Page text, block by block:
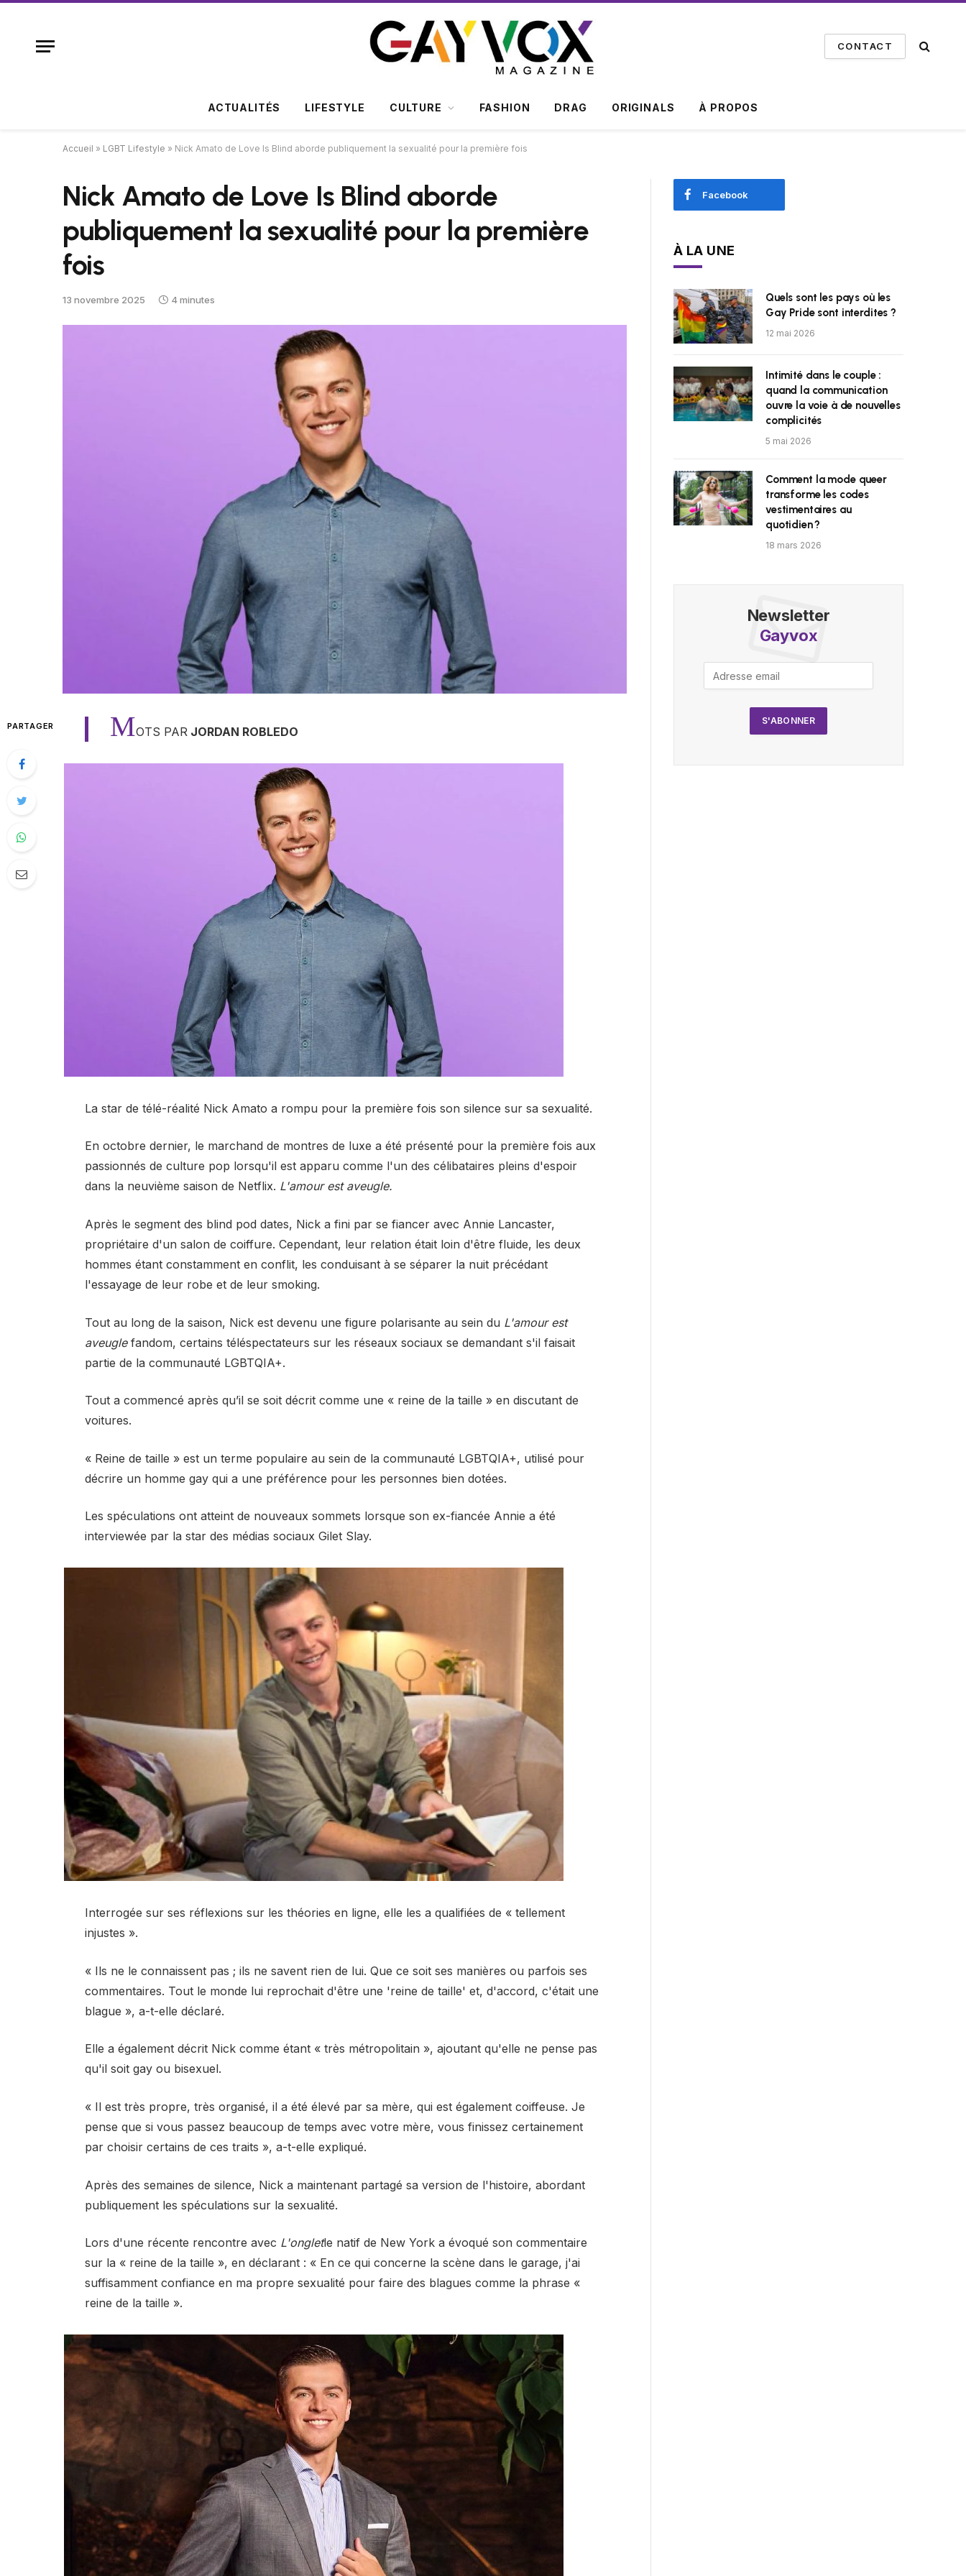
CONTACT
ACTUALITÉS LIFESTYLE CULTURE FASHION DRAG ORIGINALS À PROPOS
Accueil » LGBT Lifestyle » Nick Amato de Love Is Blind aborde publiquement la sexualité pour la première fois
Nick Amato de Love Is Blind aborde
publiquement la sexualité pour la première
fois
13 novembre 2025 4 minutes
PARTAGER MOTS PARJORDAN ROBLEDO
La star de télé-réalité Nick Amato a rompu pour la première fois son silence sur sa sexualité.
En octobre dernier, le marchand de montres de luxe a été présenté pour la première fois aux
passionnés de culture pop lorsqu'il est apparu comme l'un des célibataires pleins d'espoir
dans la neuvième saison de Netflix. L'amour est aveugle.
Après le segment des blind pod dates, Nick a fini par se fiancer avec Annie Lancaster,
propriétaire d'un salon de coiffure. Cependant, leur relation était loin d'être fluide, les deux
hommes étant constamment en conflit, les conduisant à se séparer la nuit précédant
l'essayage de leur robe et de leur smoking.
Tout au long de la saison, Nick est devenu une figure polarisante au sein du L'amour est
aveuglefandom, certains téléspectateurs sur les réseaux sociaux se demandant s'il faisait
partie de la communauté LGBTQIA+.
Tout a commencé après qu’il se soit décrit comme une « reine de la taille » en discutant de
voitures.
« Reine de taille » est un terme populaire au sein de la communauté LGBTQIA+, utilisé pour
décrire un homme gay qui a une préférence pour les personnes bien dotées.
Les spéculations ont atteint de nouveaux sommets lorsque son ex-fiancée Annie a été
interviewée par la star des médias sociaux Gilet Slay.
Interrogée sur ses réflexions sur les théories en ligne, elle les a qualifiées de « tellement
injustes ».
« Ils ne le connaissent pas ; ils ne savent rien de lui. Que ce soit ses manières ou parfois ses
commentaires. Tout le monde lui reprochait d'être une 'reine de taille' et, d'accord, c'était une
blague », a-t-elle déclaré.
Elle a également décrit Nick comme étant « très métropolitain », ajoutant qu'elle ne pense pas
qu'il soit gay ou bisexuel.
« Il est très propre, très organisé, il a été élevé par sa mère, qui est également coiffeuse. Je
pense que si vous passez beaucoup de temps avec votre mère, vous finissez certainement
par choisir certains de ces traits », a-t-elle expliqué.
Après des semaines de silence, Nick a maintenant partagé sa version de l'histoire, abordant
publiquement les spéculations sur la sexualité.
Lors d'une récente rencontre avec L'ongletle natif de New York a évoqué son commentaire
sur la « reine de la taille », en déclarant : « En ce qui concerne la scène dans le garage, j'ai
suffisamment confiance en ma propre sexualité pour faire des blagues comme la phrase «
reine de la taille ».
Facebook
À LA UNE
Quels sont les pays où les
Gay Pride sont interdites ?
12 mai 2026
Intimité dans le couple :
quand la communication
ouvre la voie à de nouvelles
complicités
5 mai 2026
Comment la mode queer
transforme les codes
vestimentaires au
quotidien ?
18 mars 2026
Newsletter
Gayvox